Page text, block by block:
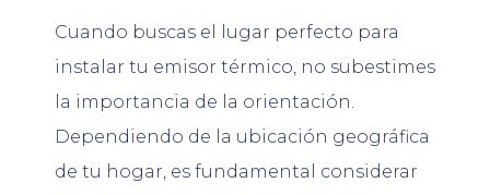
Cuando buscas el lugar perfecto para
instalar tu emisor térmico, no subestimes
la importancia de la orientación.
Dependiendo de la ubicación geográfica
de tu hogar, es fundamental considerar